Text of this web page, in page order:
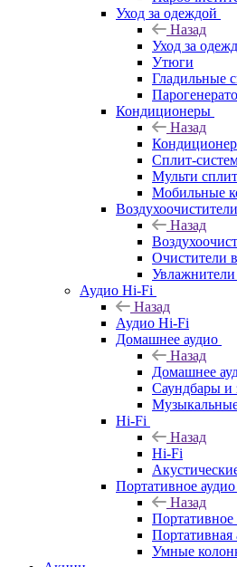
Уход за одеждой
Назад
Уход за
Утюги
Гладильные
Кондиционеры
Назад
Сплит-
Мульти
Мобильные
Назад
Очистители
Увлажнители
Аудио Hi-Fi
Назад
Аудио Hi-Fi
Домашнее аудио
Назад
Домашнее
Саундбары и
Hi-Fi
Назад
Hi-Fi
Портативное аудио
Назад
Портативное
Портативная
Умные